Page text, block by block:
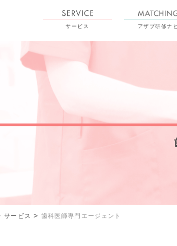
サービス アザブ研修ナ
サービス 歯科医師専門エージェント